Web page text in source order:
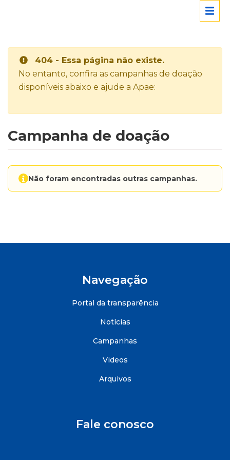
404 - Essa página não existe.
No entanto, confira as campanhas de doação
disponíveis abaixo e ajude a Apae:
Campanha de doação
Não foram encontradas outras campanhas.
Navegação
Portal da transparência
Notícias
Campanhas
Videos
Arquivos
Fale conosco